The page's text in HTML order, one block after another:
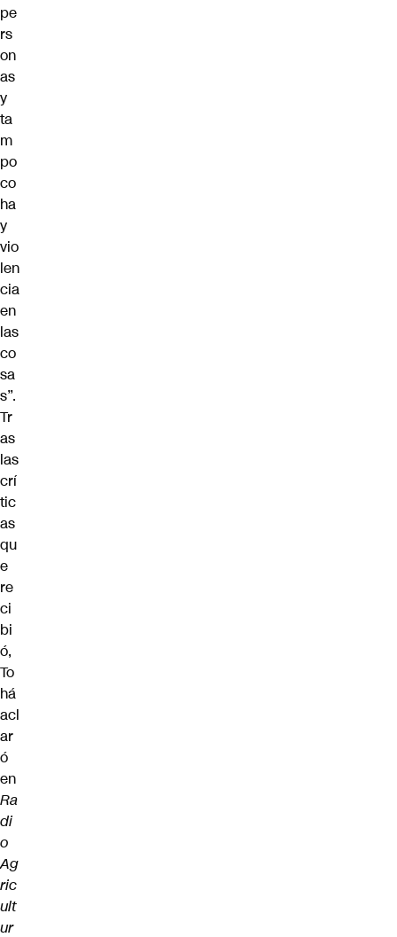
pe
rs
on
as
y
ta
m
po
co
ha
y
vio
len
cia
en
las
co
sa
s”.
Tr
as
las
crí
tic
as
qu
e
re
ci
bi
ó,
To
há
acl
ar
ó
en
Ra
di
o
Ag
ric
ult
ur